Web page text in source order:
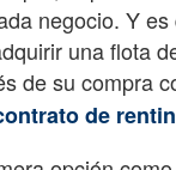
negocio. Y
unaflota
de su compra
de